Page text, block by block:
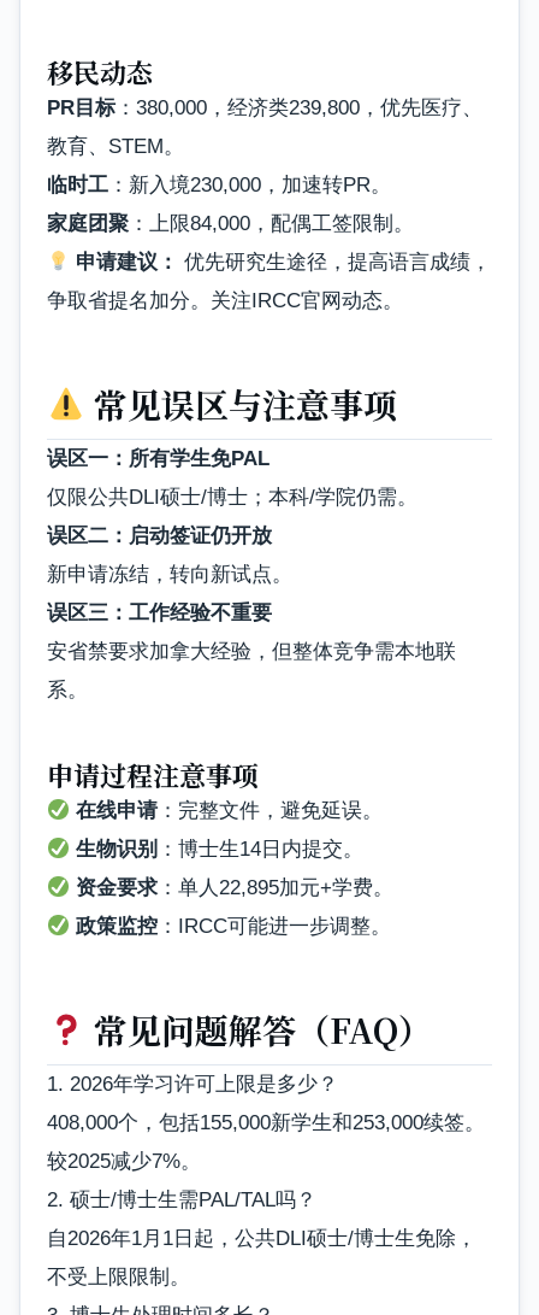
移民动态
PR目标：380,000，经济类239,800，优先医疗、
教育、STEM。
临时工 ：新入境230,000，加速转PR。
家庭团聚 ：上限84,000，配偶工签限制。
申请建议： 优先研究生途径，提高语言成绩，
争取省提名加分。关注IRCC官网动态。
常见误区与注意事项
误区一：所有学生免PAL
仅限公共DLI硕士/博士；本科/学院仍需。
误区二：启动签证仍开放
新申请冻结，转向新试点。
误区三：工作经验不重要
安省禁要求加拿大经验，但整体竞争需本地联
系。
申请过程注意事项
在线申请：完整文件，避免延误。
生物识别 ：博士生14日内提交。
资金要求 ：单人22,895加元+学费。
政策监控 ：IRCC可能进一步调整。
常见问题解答（FAQ）
1. 2026年学习许可上限是多少？
408,000个，包括155,000新学生和253,000续签。
较2025减少7%。
2. 硕士/博士生需PAL/TAL吗？
自2026年1月1日起，公共DLI硕士/博士生免除，
不受上限限制。